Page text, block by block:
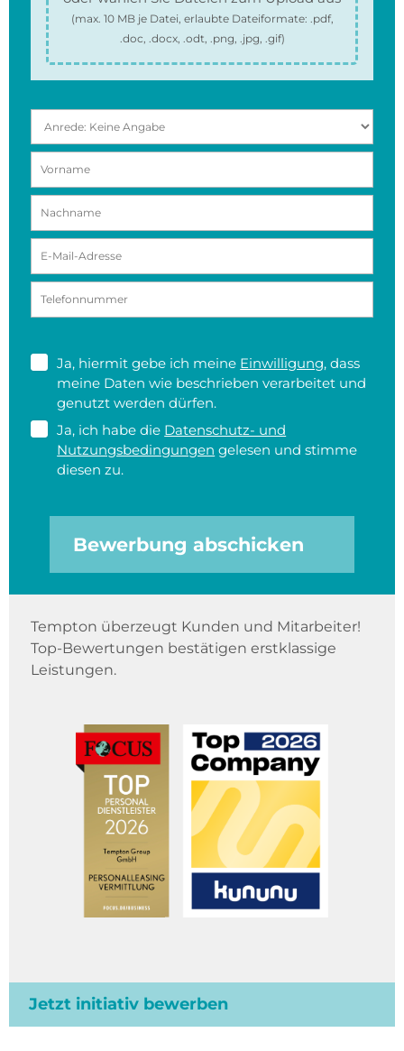
(max. 10 MBje Datei, erlaubte Dateiformate: .pdf,
.doc, .docx, .odt, .png, .jpg, .gif)
Ja, hiermit gebe ich meine Einwilligung, dass
meine Daten wie beschrieben verarbeitet und
genutzt werden dürfen.
Ja, ich habe die Datenschutz- und
Nutzungsbedingungen gelesen und stimme
diesen zu.
Bewerbung abschicken
Tempton überzeugt Kunden und Mitarbeiter!
Top-Bewertungen bestätigen erstklassige
Leistungen.
Jetzt initiativ bewerben